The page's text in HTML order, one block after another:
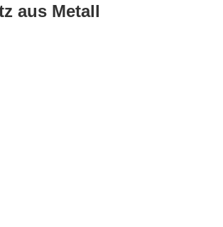
aus Metall